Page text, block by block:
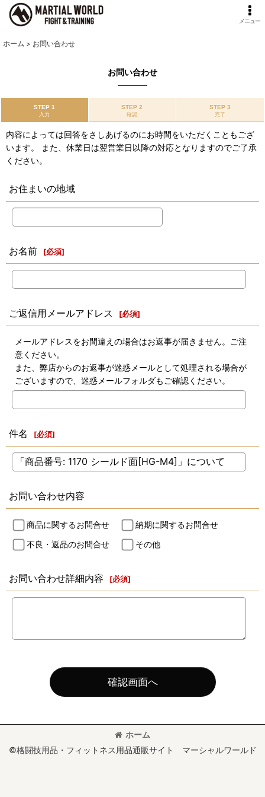
メニュー
ホーム > お問い合わせ
お問い合わせ
STEP 1
入力
STEP 2
確認
STEP 3
完了
内容によっては回答をさしあげるのにお時間をいただくこともござ
います。 また、休業日は翌営業日以降の対応となりますのでご了承
ください。
お住まいの地域
お名前 [必須]
ご返信用メールアドレス [必須]
メールアドレスをお間違えの場合はお返事が届きません。ご注
意ください。
また、弊店からのお返事が迷惑メールとして処理される場合が
ございますので、迷惑メールフォルダもご確認ください。
件名 [必須]
お問い合わせ内容
商品に関するお問合せ
納期に関するお問合せ
不良・返品のお問合せ
その他
お問い合わせ詳細内容 [必須]
確認画面へ
ホーム
©格闘技用品・フィットネス用品通販サイト マーシャルワールド